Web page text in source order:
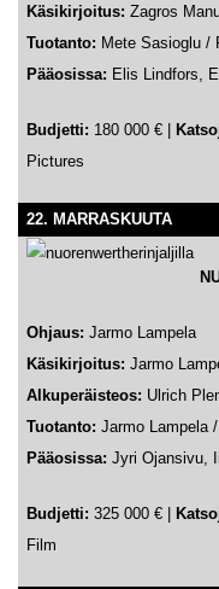
Käsikirjoitus: Zagros
Tuotanto: Mete Sasioglu /
Pääosissa: Elis Lindfors,
Budjetti: 180 000 € |
Pictures
22. MARRASKUUTA
Ohjaus: Jarmo Lampela
Käsikirjoitus: Jarmo
Alkuperäisteos: Ulrich
Tuotanto: Jarmo Lampela
Pääosissa: Jyri Ojansivu,
Budjetti: 325 000 € |
Film